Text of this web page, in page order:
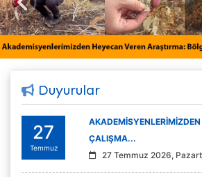
Önceki
Duyurular
27
Temmuz
ÇALIŞMA...
27 Temmuz 2026,